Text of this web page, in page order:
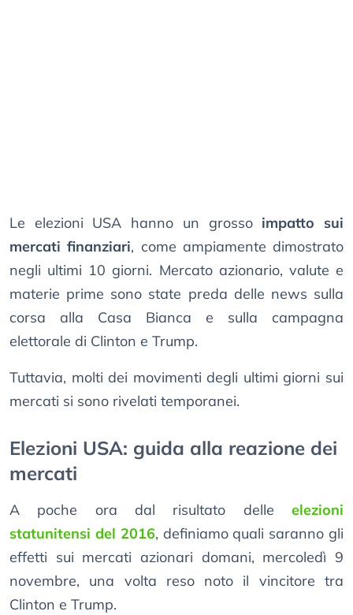
Le elezioni USA hanno un grosso impatto sui
mercati finanziari, come ampiamente dimostrato
negli ultimi 10 giorni. Mercato azionario, valute e
materie prime sono state preda delle news sulla
corsa alla Casa Bianca e sulla campagna
elettorale di Clinton e Trump.
Tuttavia, molti dei movimenti degli ultimi giorni sui
mercati si sono rivelati temporanei.
Elezioni USA: guida alla reazione dei
mercati
A poche ora dal risultato delle elezioni
statunitensi del 2016, definiamo quali saranno gli
effetti sui mercati azionari domani, mercoledì 9
novembre, una volta reso noto il vincitore tra
Clinton e Trump.